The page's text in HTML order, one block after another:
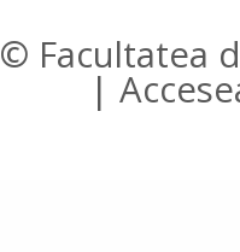
© Facultatea
|